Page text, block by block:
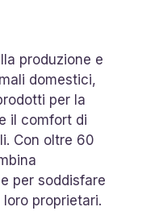
produzione e
domestici,
per la
il comfort di
Con oltre 60
per soddisfare
proprietari.